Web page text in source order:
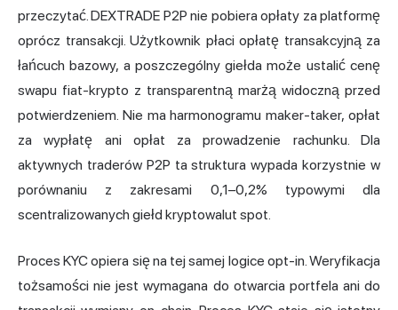
przeczytać. DEXTRADE P2P nie pobiera opłaty za platformę
oprócz transakcji. Użytkownik płaci opłatę transakcyjną za
łańcuch bazowy, a poszczególny giełda może ustalić cenę
swapu fiat-krypto z transparentną marżą widoczną przed
potwierdzeniem. Nie ma harmonogramu maker-taker, opłat
za wypłatę ani opłat za prowadzenie rachunku. Dla
aktywnych traderów P2P ta struktura wypada korzystnie w
porównaniu z zakresami 0,1–0,2% typowymi dla
scentralizowanych giełd kryptowalut spot.
Proces KYC opiera się na tej samej logice opt-in. Weryfikacja
tożsamości nie jest wymagana do otwarcia portfela ani do